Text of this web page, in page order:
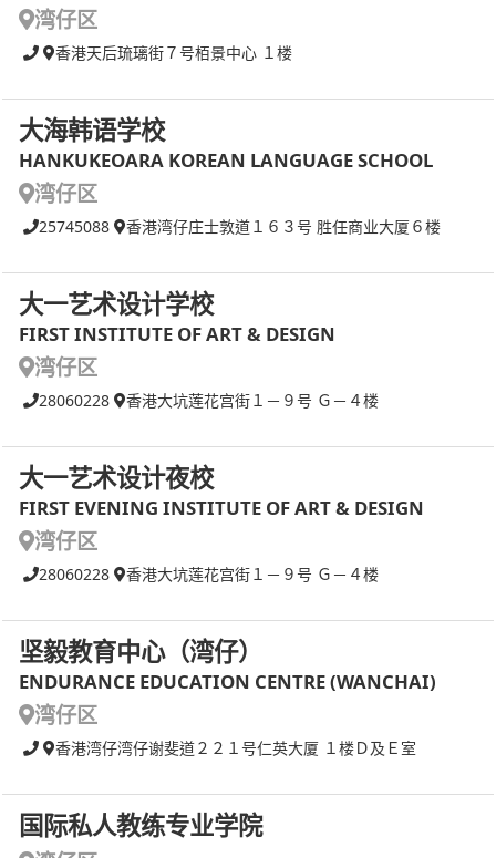
湾仔区
香港天后琉璃街７号栢景中心 １楼
大海韩语学校
HANKUKEOARA KOREAN LANGUAGE SCHOOL
湾仔区
25745088 香港湾仔庄士敦道１６３号 胜任商业大厦６楼
大一艺术设计学校
FIRST INSTITUTE OF ART & DESIGN
湾仔区
28060228 香港大坑莲花宫街１－９号 Ｇ－４楼
大一艺术设计夜校
FIRST EVENING INSTITUTE OF ART & DESIGN
湾仔区
28060228 香港大坑莲花宫街１－９号 Ｇ－４楼
坚毅教育中心（湾仔）
ENDURANCE EDUCATION CENTRE (WANCHAI)
湾仔区
香港湾仔湾仔谢斐道２２１号仁英大厦 １楼Ｄ及Ｅ室
国际私人教练专业学院